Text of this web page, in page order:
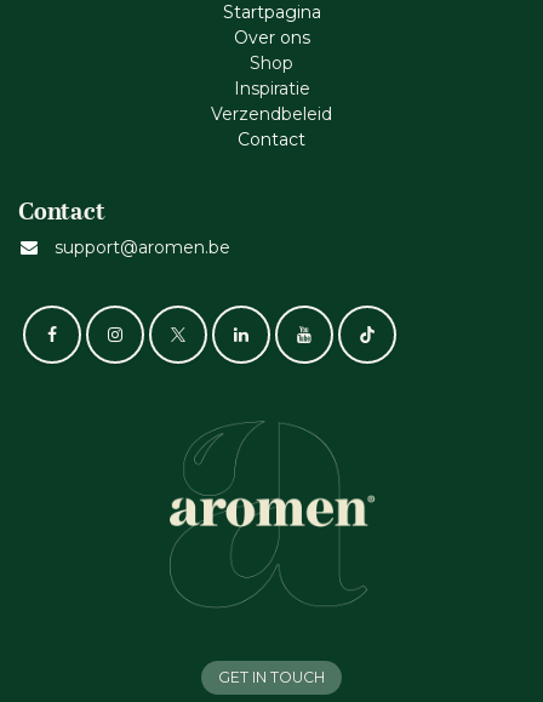
Startpagina
Ove​r​ ons
Shop
Inspiratie
Verzendbeleid
Cont​act
Contact
support@aromen.be
GET IN TOUCH